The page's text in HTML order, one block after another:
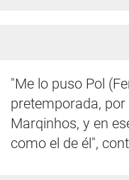
"Me lo puso Pol
pretemporada,
Marqinhos, y en
como el de él",